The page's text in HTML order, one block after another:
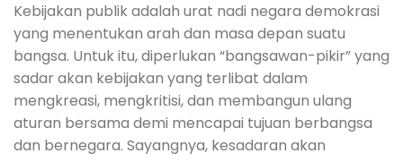
Kebijakan publik adalah urat nadi negara demokrasi
yang menentukan arah dan masa depan suatu
bangsa. Untuk itu, diperlukan “bangsawan-pikir” yang
sadar akan kebijakan yang terlibat dalam
mengkreasi, mengkritisi, dan membangun ulang
aturan bersama demi mencapai tujuan berbangsa
dan bernegara. Sayangnya, kesadaran akan